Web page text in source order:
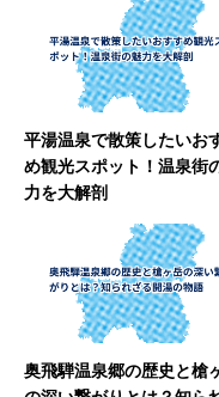
平湯温泉で散策したいお
め観光スポット！温泉街
力を大解剖
奥飛騨温泉郷の歴史と槍